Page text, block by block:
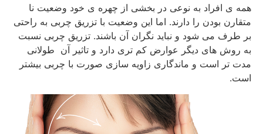
همه ی افراد به نوعی در بخشی از چهره ی خود وضعیت نا
متقارن بودن را دارند. اما این وضعیت با تزریق چربی به راحتی
بر طرف می شود و نباید نگران آن باشند. تزریق چربی نسبت
به روش های دیگر عوارض کم تری دارد و تاثیر آن طولانی
مدت تر است و ماندگاری زاویه سازی صورت با چربی بیشتر
است.